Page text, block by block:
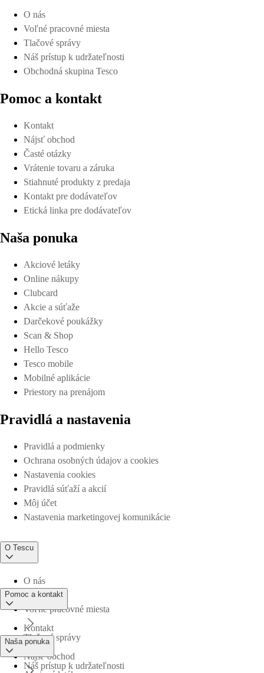
O nás
Voľné pracovné miesta
Tlačové správy
Náš prístup k udržateľnosti
Obchodná skupina Tesco
Pomoc a kontakt
Kontakt
Nájsť obchod
Časté otázky
Vrátenie tovaru a záruka
Stiahnuté produkty z predaja
Kontakt pre dodávateľov
Etická linka pre dodávateľov
Naša ponuka
Akciové letáky
Online nákupy
Clubcard
Akcie a súťaže
Darčekové poukážky
Scan & Shop
Hello Tesco
Tesco mobile
Mobilné aplikácie
Priestory na prenájom
Pravidlá a nastavenia
Pravidlá a podmienky
Ochrana osobných údajov a cookies
Nastavenia cookies
Pravidlá súťaží a akcií
Môj účet
Nastavenia marketingovej komunikácie
O Tescu
O nás
Voľné pracovné miesta
Tlačové správy
Náš prístup k udržateľnosti
Pomoc a kontakt
Kontakt
Nájsť obchod
Naša ponuka